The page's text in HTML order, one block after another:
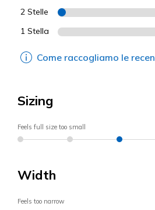
2 Stelle
1 Stella
Come raccogliamo le
Sizing
Feels full size too small
Width
Feels too narrow